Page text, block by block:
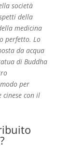
società
della
medicina
perfetto. Lo
da acqua
di Buddha
per
con il